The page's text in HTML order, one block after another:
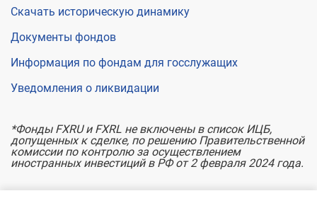
Скачать историческую динамику
Документы фондов
Информация по фондам для госслужащих
Уведомления о ликвидации
*Фонды FXRU и FXRL не включены в список ИЦБ,
допущенных к сделке, по решению Правительственной
комиссии по контролю за осуществлением
иностранных инвестиций в РФ от 2 февраля 2024 года.